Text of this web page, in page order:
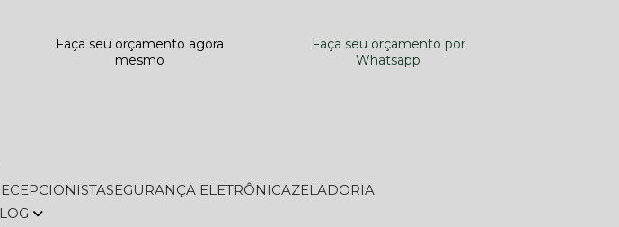
Faça seu orçamento agora
mesmo
Faça seu orçamento por
Whatsapp
RECEPCIONISTA SEGURANÇA ELETRÔNICA
ZELADORIA
BLOG